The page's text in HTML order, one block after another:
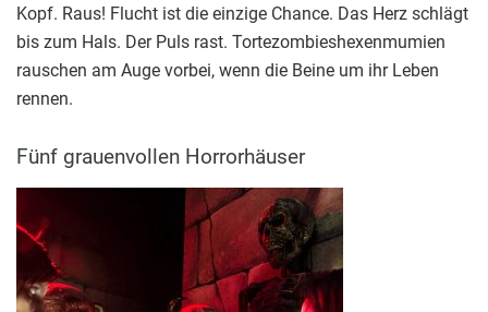
Kopf. Raus! Flucht ist die einzige Chance. Das Herz schlägt
bis zum Hals. Der Puls rast. Tortezombieshexenmumien
rauschen am Auge vorbei, wenn die Beine um ihr Leben
rennen.
Fünf grauenvollen Horrorhäuser